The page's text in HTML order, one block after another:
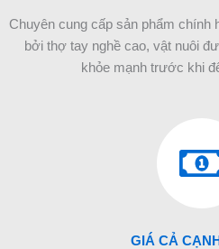
Chuyên cung cấp sản phẩm chính
bởi thợ tay nghề cao, vật nuôi
khỏe mạnh trước khi
GIÁ CẢ